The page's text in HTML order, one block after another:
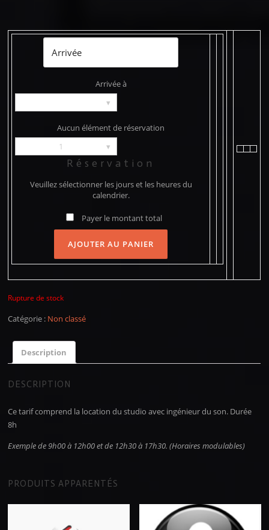
Arrivée à
▾
Aucun élément de réservation
1
▾
Réservation
Veuillez sélectionner les jours et les heures du
calendrier.
Payer le montant total
Rupture de stock
Catégorie : Non classé
Description
DESCRIPTION
Ce tarif comprend la location du studio avec ingénieur du son. Durée
8h
Exemple de 9h00 à 12h00 et de 12h30 à 17h30. (Horaires modulables)
PRODUITS APPARENTÉS